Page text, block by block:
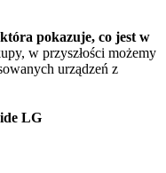
pokazuje, co jest w
w przyszłości możemy
urządzeń z
LG